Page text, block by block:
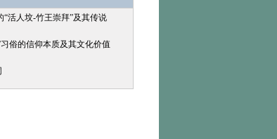
活人坟-竹王崇拜”及其传说
俗的信仰本质及其文化价值